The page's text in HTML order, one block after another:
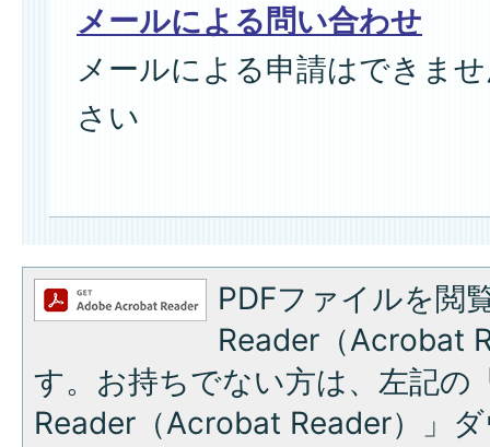
メールによる問い合わせ
メールによる申請はできま
さい
PDFファイルを閲
Reader（Acrobat
す。お持ちでない方は、左記の
Reader（Acrobat Reader）」